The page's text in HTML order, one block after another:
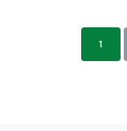
前往
1